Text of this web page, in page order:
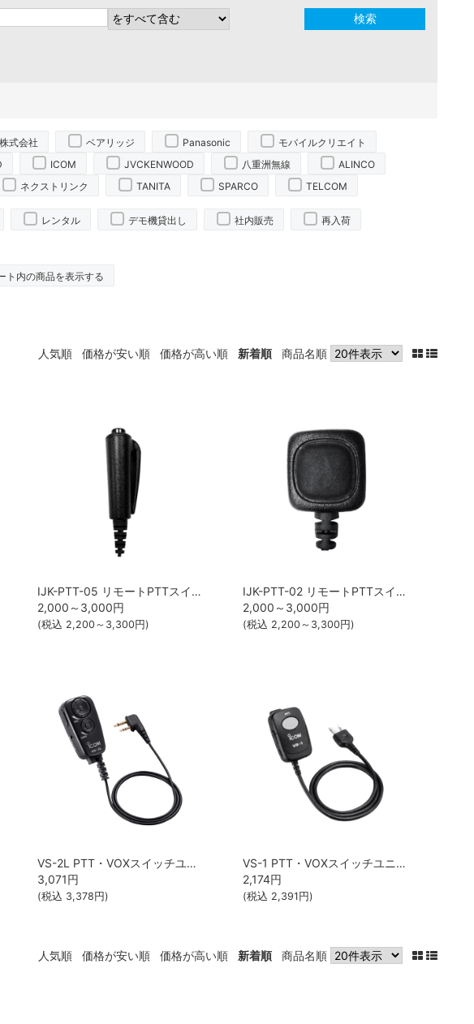
式会社 ベアリッジ Panasonic
モバイルクリエイト
ICOM JVCKENWOOD 八重洲無線
ALINCO
ネクストリンク TANITA SPARCO TELCOM
レンタル デモ機貸出し 社内販売
再入荷
ト内の商品を表示する
人気順 価格が安い順 価格が高い順 新着順 商品名順
IJK-PTT-05 リモートPTTスイッチ/ペンタイプ ICOM
2,000～3,000円
(税込 2,200～3,300円)
IJK-PTT-02 リモートPTTスイッチ/ベルクロタイプ ICOM
2,000～3,000円
(税込 2,200～3,300円)
VS-2L PTT・VOXスイッチユニット ICOM
3,071円
(税込 3,378 円)
VS-1 PTT・VOXスイッチユニット iCOM
2,174円
(税込 2,391 円)
人気順 価格が安い順 価格が高い順 新着順 商品名順